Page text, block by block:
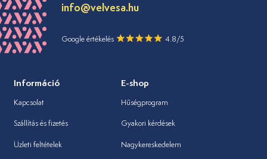
info@velvesa.hu
Google értékelés 4.8/5
Információ
Kapcsolat
Szállítás és fizetés
Üzleti feltételek
E-shop
Hűségprogram
Gyakori kérdések
Nagykereskedelem